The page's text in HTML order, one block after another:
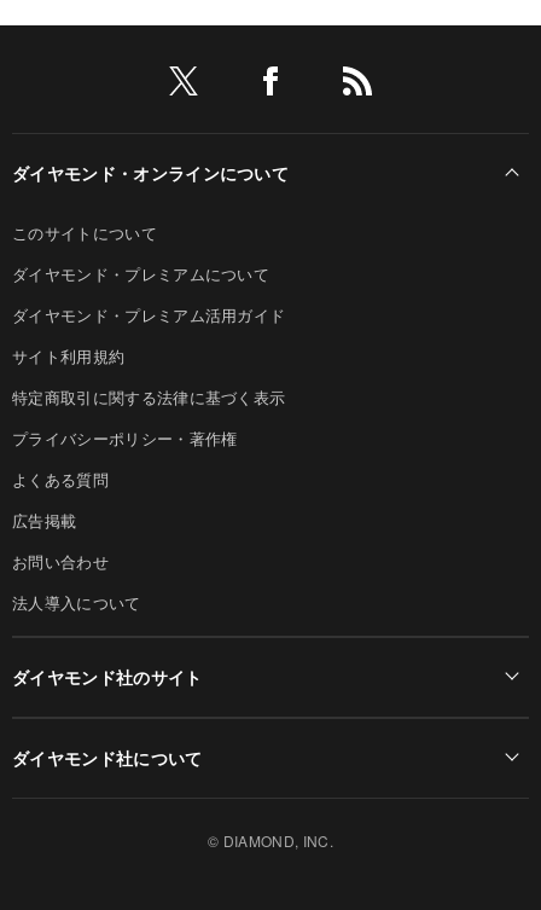
ダイヤモンド・オンラインについて
このサイトについて
ダイヤモンド・プレミアムについて
ダイヤモンド・プレミアム活用ガイド
サイト利用規約
特定商取引に関する法律に基づく表示
プライバシーポリシー・著作権
よくある質問
広告掲載
お問い合わせ
法人導入について
ダイヤモンド社のサイト
ダイヤモンド社について
© DIAMOND, INC.